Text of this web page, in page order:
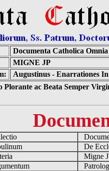
Documenta Catholica Omnia
MIGNE JP
Augustinus - Enarrationes
Plorante ac Beata Semper
De
Migne